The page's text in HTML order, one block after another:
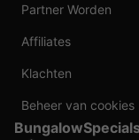
Partner Worden
Affiliates
Klachten
Beheer van cookies